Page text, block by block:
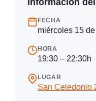
FECHA
miércoles 15
HORA
19:30 – 22:30h
LUGAR
San Celedonio